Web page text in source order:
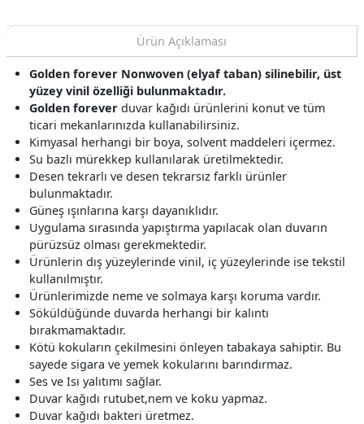
Ürün Açıklaması
Golden forever Nonwoven (elyaf taban) silinebilir, üst
yüzey vinil özelliği bulunmaktadır.
Golden forever duvar kağıdı ürünlerini konut ve tüm
ticari mekanlarınızda kullanabilirsiniz.
Kimyasal herhangi bir boya, solvent maddeleri içermez.
Su bazlı mürekkep kullanılarak üretilmektedir.
Desen tekrarlı ve desen tekrarsız farklı ürünler
bulunmaktadır.
Güneş ışınlarına karşı dayanıklıdır.
Uygulama sırasında yapıştırma yapılacak olan duvarın
pürüzsüz olması gerekmektedir.
Ürünlerin dış yüzeylerinde vinil, iç yüzeylerinde ise tekstil
kullanılmıştır.
Ürünlerimizde neme ve solmaya karşı koruma vardır.
Söküldüğünde duvarda herhangi bir kalıntı
bırakmamaktadır.
Kötü kokuların çekilmesini önleyen tabakaya sahiptir. Bu
sayede sigara ve yemek kokularını barındırmaz.
Ses ve Isı yalıtımı sağlar.
Duvar kağıdı rutubet,nem ve koku yapmaz.
Duvar kağıdı bakteri üretmez.